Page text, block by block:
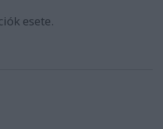
esete.